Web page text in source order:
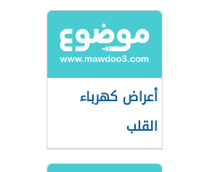
أعراض كهرباء
القلب